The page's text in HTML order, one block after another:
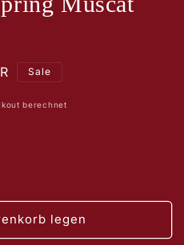
Sale
berechnet
legen